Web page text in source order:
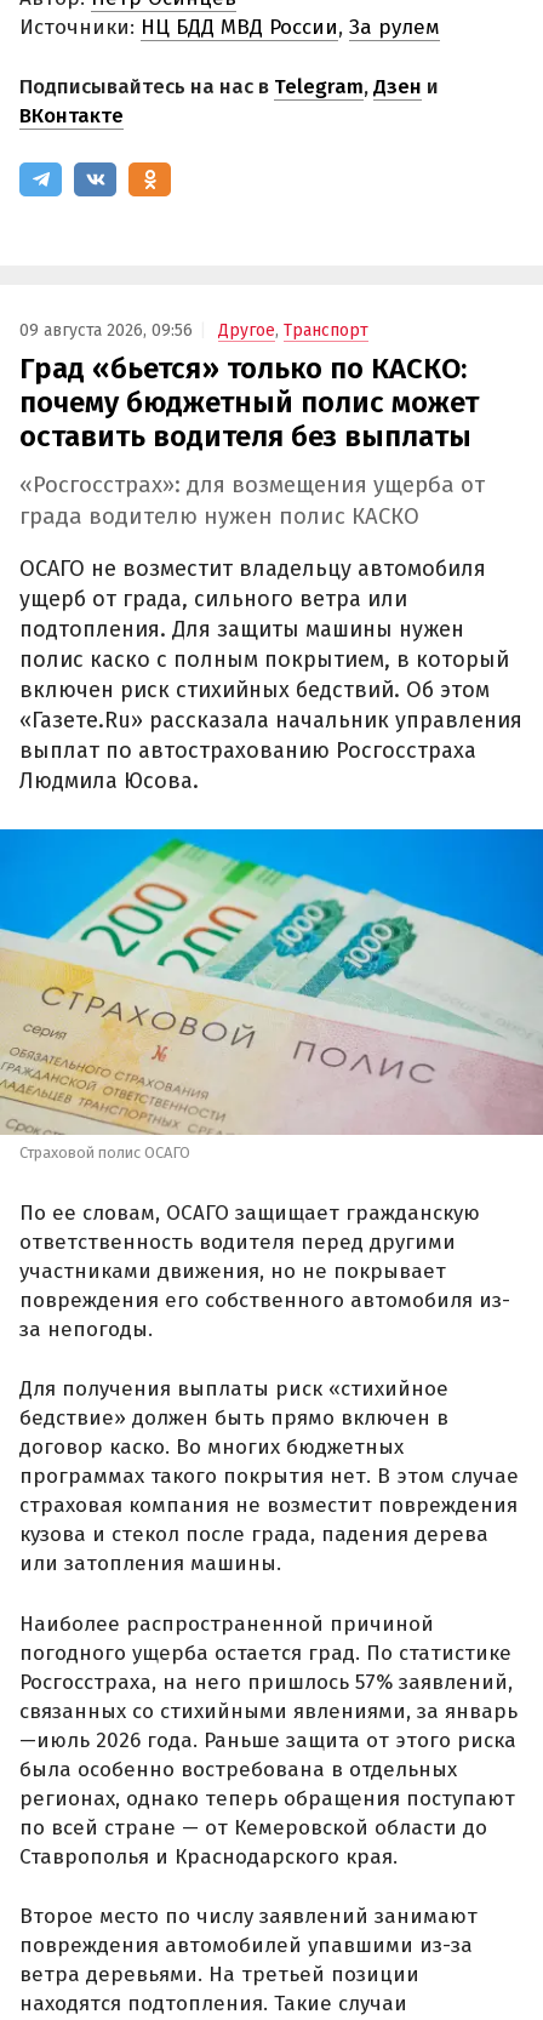
Источники: НЦ БДД МВД России, За рулем
Подписывайтесь на нас в Telegram,Дзен и
ВКонтакте
09 августа 2026, 09:56 Другое, Транспорт
Град «бьется» только по КАСКО:
почему бюджетный полис может
оставить водителя без выплаты
«Росгосстрах»: для возмещения ущерба от
града водителю нужен полис КАСКО
ОСАГО не возместит владельцу автомобиля
ущерб от града, сильного ветра или
подтопления. Для защиты машины нужен
полис каско с полным покрытием, в который
включен риск стихийных бедствий. Об этом
«Газете.Ru» рассказала начальник управления
выплат по автострахованию Росгосстраха
Людмила Юсова.
Страховой полис ОСАГО
По ее словам, ОСАГО защищает гражданскую
ответственность водителя перед другими
участниками движения, но не покрывает
повреждения его собственного автомобиля из-
за непогоды.
Для получения выплаты риск «стихийное
бедствие» должен быть прямо включен в
договор каско. Во многих бюджетных
программах такого покрытия нет. В этом случае
страховая компания не возместит повреждения
кузова и стекол после града, падения дерева
или затопления машины.
Наиболее распространенной причиной
погодного ущерба остается град. По статистике
Росгосстраха, на него пришлось 57% заявлений,
связанных со стихийными явлениями, за январь
—июль 2026 года. Раньше защита от этого риска
была особенно востребована в отдельных
регионах, однако теперь обращения поступают
по всей стране — от Кемеровской области до
Ставрополья и Краснодарского края.
Второе место по числу заявлений занимают
повреждения автомобилей упавшими из-за
ветра деревьями. На третьей позиции
находятся подтопления. Такие случаи